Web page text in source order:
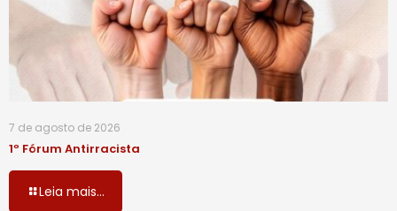
7 de agosto de 2026
1º Fórum Antirracista
Leia mais...